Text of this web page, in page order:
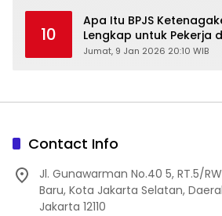
10
Apa Itu BPJS
Lengkap untuk Pekerja
Jumat, 9 Jan 2026 20:10 WIB
Contact Info
Jl. Gunawarman No.40 5, RT.5/
Baru, Kota Jakarta Selatan,
Jakarta 12110